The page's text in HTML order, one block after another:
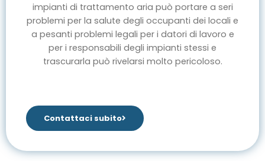
impianti di trattamento aria può portare a seri
problemi per la salute degli occupanti dei locali e
a pesanti problemi legali per i datori di lavoro e
per i responsabili degli impianti stessi e
trascurarla può rivelarsi molto pericoloso.
Contattaci subito